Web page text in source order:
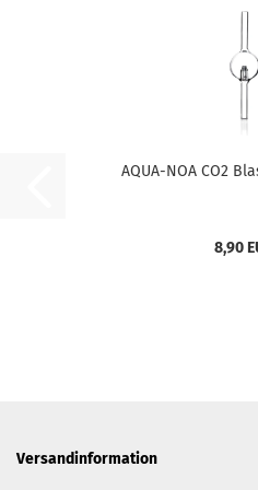
AQUA-NOA CO2
8,90
Versandinformation